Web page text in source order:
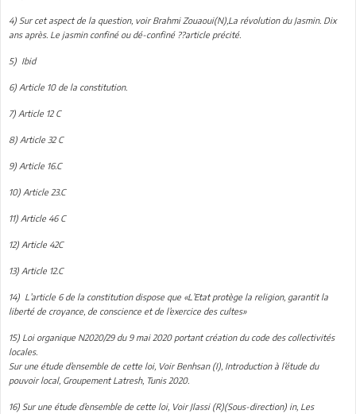
4) Sur cet aspect de la question, voir Brahmi Zouaoui(N),La révolution du Jasmin. Dix
ans après. Le jasmin confiné ou dé-confiné ??article précité.
5) Ibid
6) Article 10 de la constitution.
7) Article 12 C
8) Article 32 C
9) Article 16.C
10) Article 23.C
11) Article 46 C
12) Article 42C
13) Article 12.C
14) L’article 6 de la constitution dispose que «L’Etat protège la religion, garantit la
liberté de croyance, de conscience et de l’exercice des cultes»
15) Loi organique N2020/29 du 9 mai 2020 portant création du code des collectivités
locales.
Sur une étude d’ensemble de cette loi, Voir Benhsan (I), Introduction à l’étude du
pouvoir local, Groupement Latresh, Tunis 2020.
16) Sur une étude d’ensemble de cette loi, Voir Jlassi (R)(Sous-direction) in, Les